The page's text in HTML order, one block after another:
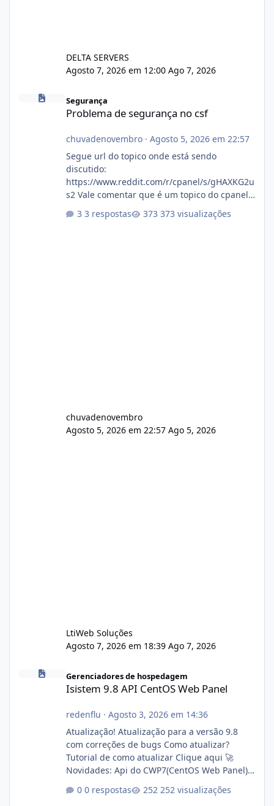
DELTA SERVERS
Agosto 7, 2026 em 12:00 Ago 7, 2026
Problema de segurança no csf
Segurança
Problema de segurança no csf
chuvadenovembro· Agosto 5, 2026 em 22:57
Segue url do topico onde está sendo
discutido:
https://www.reddit.com/r/cpanel/s/gHAXKG2u
s2 Vale comentar que é um topico do cpanel...
Não sei como ta a pegada no da.
3 respostas 373 visualizações
chuvadenovembro
Agosto 5, 2026 em 22:57 Ago 5, 2026
LtiWeb Soluções
Agosto 7, 2026 em 18:39 Ago 7, 2026
Isistem 9.8 API CentOS Web Panel
Gerenciadores de hospedagem
Isistem 9.8 API CentOS Web Panel
redenflu · Agosto 3, 2026 em 14:36
Atualização! Atualização para a versão 9.8
com correções de bugs Como atualizar?
Tutorial de como atualizar Clique aqui 🚀
Novidades: Api do CWP7(CentOS Web Panel)
autorizado a usasr o isistem:
0 respostas 252 visualizações